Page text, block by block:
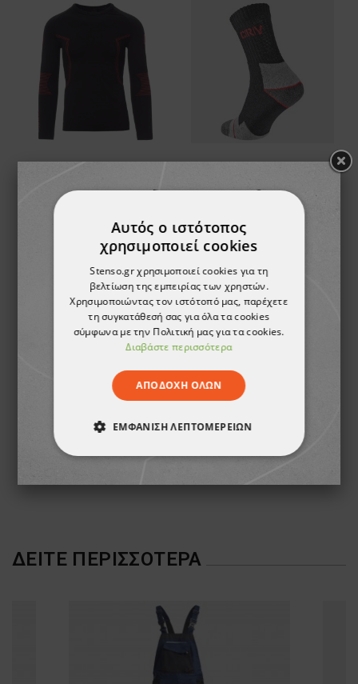
ΔΕΊΤΕ ΠΕΡΙΣΣΌΤΕΡΑ
Αυτός ο ιστότοπος
χρησιμοποιεί cookies
Stenso.gr χρησιμοποιεί cookies για τη
βελτίωση της εμπειρίας των χρηστών.
Χρησιμοποιώντας τον ιστότοπό μας, παρέχετε
τη συγκατάθεσή σας για όλα τα cookies
σύμφωνα με την Πολιτική μας για τα cookies.
Διαβάστε περισσότερα
ΑΠΟΔΟΧΉ ΌΛΩΝ
ΕΜΦΆΝΙΣΗ ΛΕΠΤΟΜΕΡΕΙΏΝ
ΑΠΟΛΎΤΩΣ ΑΠΑΡΑΊΤΗΤΑ